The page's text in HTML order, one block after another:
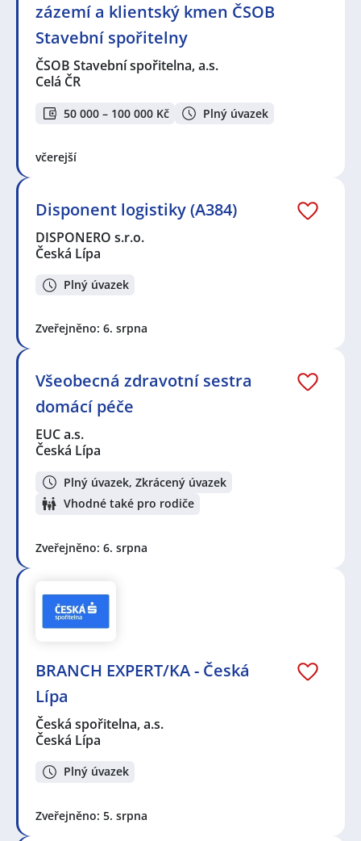
zázemí a klientský kmen ČSOB
Stavební spořitelny
ČSOB Stavební spořitelna, a.s.
Celá ČR
50 000 – 100 000 Kč Plný úvazek
včerejší
Disponent logistiky (A384)
DISPONERO s.r.o.
Česká Lípa
Plný úvazek
Zveřejněno: 6. srpna
Všeobecná zdravotní sestra
domácí péče
EUC a.s.
Česká Lípa
Plný úvazek, Zkrácený úvazek
Vhodné také pro rodiče
Zveřejněno: 6. srpna
BRANCH EXPERT/KA - Česká
Lípa
Česká spořitelna, a.s.
Česká Lípa
Plný úvazek
Zveřejněno: 5. srpna